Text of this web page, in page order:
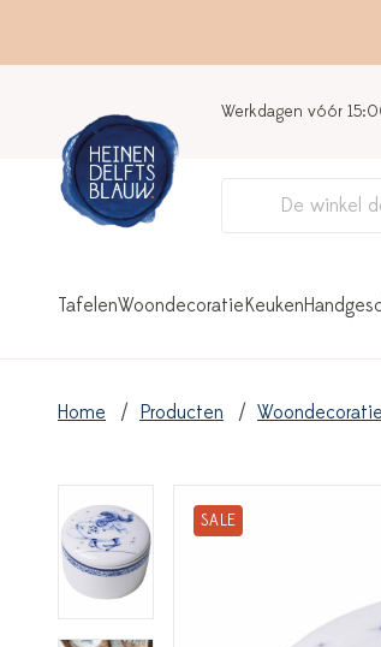
Werkdagen vóór
TafelenWoondecoratieKeuken
Home Producten Woondecoratie
SALE